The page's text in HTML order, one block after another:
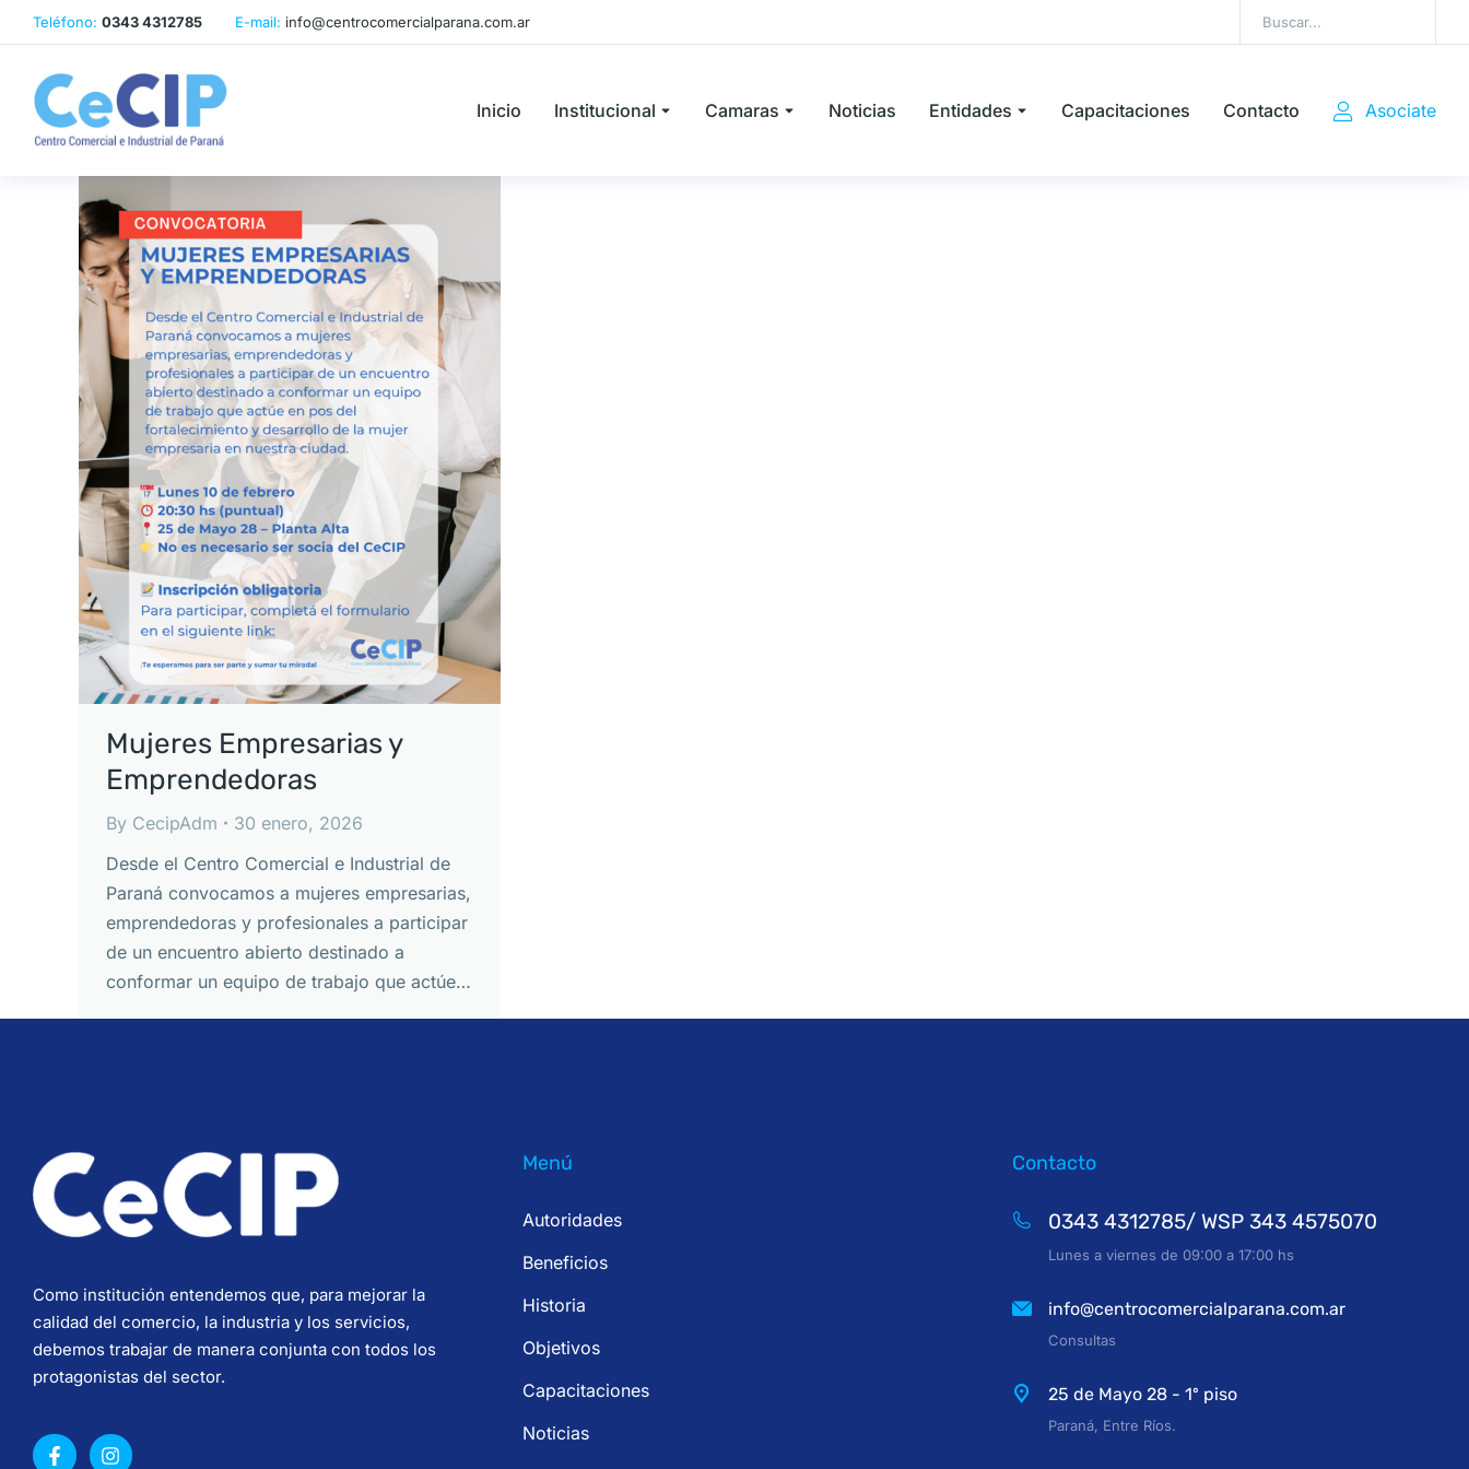
Teléfono: 0343 4312785 E-mail: info@centrocomercialparana.com.ar
Inicio Institucional Camaras Noticias Entidades Capacitaciones Contacto Asociate
Mujeres Empresarias y
Emprendedoras
By CecipAdm
30 enero, 2026
Desde el Centro Comercial e Industrial de
Paraná convocamos a mujeres empresarias,
emprendedoras y profesionales a participar
de un encuentro abierto destinado a
conformar un equipo de trabajo que actúe…
Como institución entendemos que, para mejorar la
calidad del comercio, la industria y los servicios,
debemos trabajar de manera conjunta con todos los
protagonistas del sector.
Menú
Autoridades
Beneficios
Historia
Objetivos
Capacitaciones
Noticias
Contacto
0343 4312785/ WSP 343 4575070
Lunes a viernes de 09:00 a 17:00 hs
info@centrocomercialparana.com.ar
Consultas
25 de Mayo 28 - 1º piso
Paraná, Entre Ríos.